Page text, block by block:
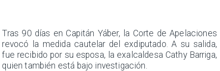
Tras 90 días en Capitán Yáber, la Corte de Apelaciones
revocó la medida cautelar del exdiputado. A su salida,
fue recibido por su esposa, la exalcaldesa Cathy Barriga,
quien también está bajo investigación.